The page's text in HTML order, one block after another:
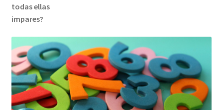
todas ellas
impares?